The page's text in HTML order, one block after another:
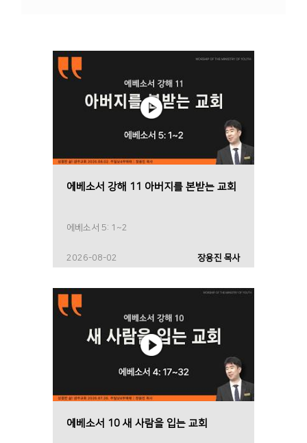
에베소서 강해 11 아버지를 본받는 교회
에베소서 5: 1~2
2026-08-02 장용진 목사
에베소서 10 새 사람을 입는 교회